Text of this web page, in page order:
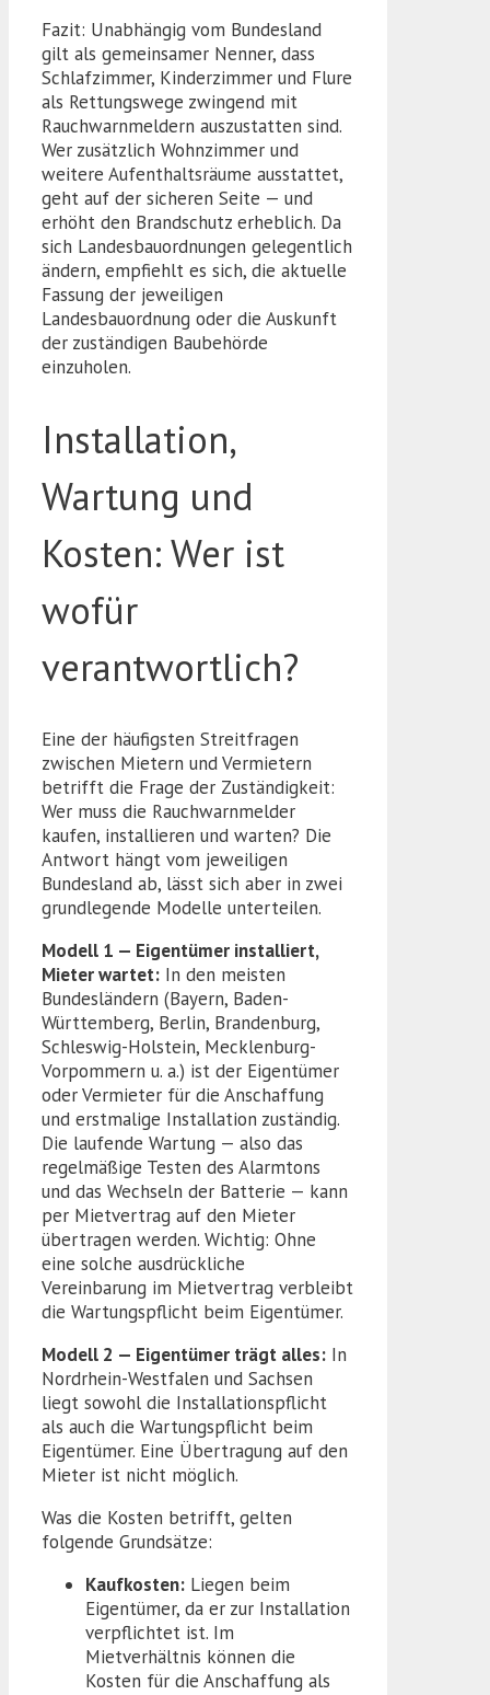
Fazit: Unabhängig vom Bundesland
gilt als gemeinsamer Nenner, dass
Schlafzimmer, Kinderzimmer und Flure
als Rettungswege zwingend mit
Rauchwarnmeldern auszustatten sind.
Wer zusätzlich Wohnzimmer und
weitere Aufenthaltsräume ausstattet,
geht auf der sicheren Seite — und
erhöht den Brandschutz erheblich. Da
sich Landesbauordnungen gelegentlich
ändern, empfiehlt es sich, die aktuelle
Fassung der jeweiligen
Landesbauordnung oder die Auskunft
der zuständigen Baubehörde
einzuholen.
Installation,
Wartung und
Kosten: Wer ist
wofür
verantwortlich?
Eine der häufigsten Streitfragen
zwischen Mietern und Vermietern
betrifft die Frage der Zuständigkeit:
Wer muss die Rauchwarnmelder
kaufen, installieren und warten? Die
Antwort hängt vom jeweiligen
Bundesland ab, lässt sich aber in zwei
grundlegende Modelle unterteilen.
Modell 1 — Eigentümer installiert,
Mieter wartet: In den meisten
Bundesländern (Bayern, Baden-
Württemberg, Berlin, Brandenburg,
Schleswig-Holstein, Mecklenburg-
Vorpommern u. a.) ist der Eigentümer
oder Vermieter für die Anschaffung
und erstmalige Installation zuständig.
Die laufende Wartung — also das
regelmäßige Testen des Alarmtons
und das Wechseln der Batterie — kann
per Mietvertrag auf den Mieter
übertragen werden. Wichtig: Ohne
eine solche ausdrückliche
Vereinbarung im Mietvertrag verbleibt
die Wartungspflicht beim Eigentümer.
Modell 2 — Eigentümer trägt alles: In
Nordrhein-Westfalen und Sachsen
liegt sowohl die Installationspflicht
als auch die Wartungspflicht beim
Eigentümer. Eine Übertragung auf den
Mieter ist nicht möglich.
Was die Kosten betrifft, gelten
folgende Grundsätze:
Kaufkosten: Liegen beim
Eigentümer, da er zur Installation
verpflichtet ist. Im
Mietverhältnis können die
Kosten für die Anschaffung als